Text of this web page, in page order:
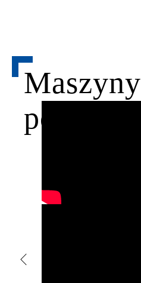
Maszyny
pokrewne